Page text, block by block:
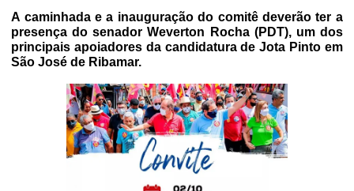
A caminhada e a inauguração do comitê deverão ter a
presença do senador Weverton Rocha (PDT), um dos
principais apoiadores da candidatura de Jota Pinto em
São José de Ribamar.